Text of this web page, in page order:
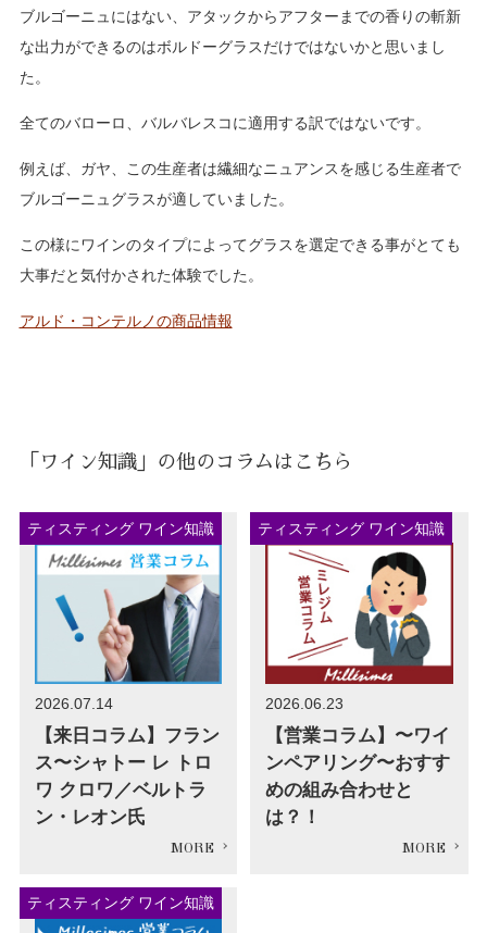
ブルゴーニュにはない、アタックからアフターまでの香りの斬新
な出力ができるのはボルドーグラスだけではないかと思いまし
た。
全てのバローロ、バルバレスコに適用する訳ではないです。
例えば、ガヤ、この生産者は繊細なニュアンスを感じる生産者で
ブルゴーニュグラスが適していました。
この様にワインのタイプによってグラスを選定できる事がとても
大事だと気付かされた体験でした。
アルド・コンテルノの商品情報
「ワイン知識」の他のコラムはこちら
ティスティング ワイン知識
2026.07.14
【来日コラム】フラン
ス〜シャトー レ トロ
ワ クロワ／ベルトラ
ン・レオン氏
ティスティング ワイン知識
2026.06.23
【営業コラム】〜ワイ
ンペアリング〜おすす
めの組み合わせと
は？！
ティスティング ワイン知識